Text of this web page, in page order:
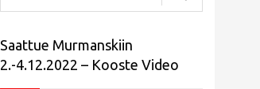
Saattue Murmanskiin
2.-4.12.2022 – Kooste Video